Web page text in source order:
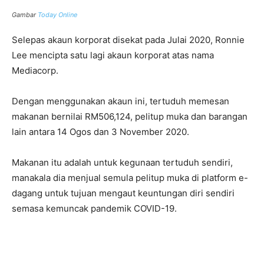
Gambar Today Online
Selepas akaun korporat disekat pada Julai 2020, Ronnie
Lee mencipta satu lagi akaun korporat atas nama
Mediacorp.
Dengan menggunakan akaun ini, tertuduh memesan
makanan bernilai RM506,124, pelitup muka dan barangan
lain antara 14 Ogos dan 3 November 2020.
Makanan itu adalah untuk kegunaan tertuduh sendiri,
manakala dia menjual semula pelitup muka di platform e-
dagang untuk tujuan mengaut keuntungan diri sendiri
semasa kemuncak pandemik COVID-19.